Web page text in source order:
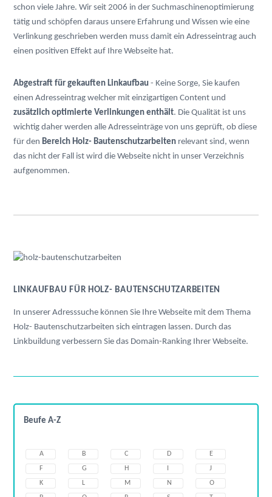
schon viele Jahre. Wir seit 2006 in der Suchmaschinenoptimierung
tätig und schöpfen daraus unsere Erfahrung und Wissen wie eine
Verlinkung geschrieben werden muss damit ein Adresseintrag auch
einen positiven Effekt auf Ihre Webseite hat.
Abgestraft für gekauften Linkaufbau - Keine Sorge, Sie kaufen
einen Adresseintrag welcher mit einzigartigen Content und
zusätzlich optimierte Verlinkungen enthält. Die Qualität ist uns
wichtig daher werden alle Adresseinträge von uns geprüft, ob diese
für den Bereich Holz- Bautenschutzarbeiten relevant sind, wenn
das nicht der Fall ist wird die Webseite nicht in unser Verzeichnis
aufgenommen.
LINKAUFBAU FÜR HOLZ- BAUTENSCHUTZARBEITEN
In unserer Adresssuche können Sie Ihre Webseite mit dem Thema
Holz- Bautenschutzarbeiten sich eintragen lassen. Durch das
Linkbuildung verbessern Sie das Domain-Ranking Ihrer Webseite.
Beufe A-Z
A B C D
E
F
G H
J
K
L M N
O